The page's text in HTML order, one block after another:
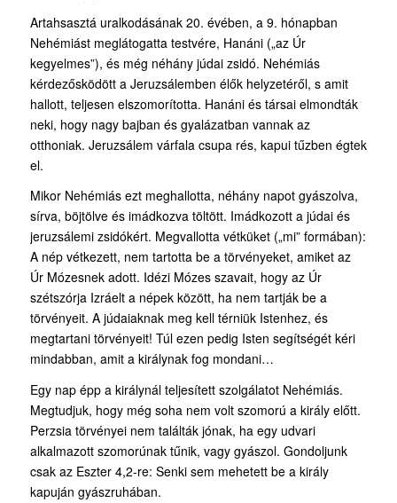
Artahsasztá uralkodásának 20. évében, a 9. hónapban
Nehémiást meglátogatta testvére, Hanáni („az Úr
kegyelmes”), és még néhány júdai zsidó. Nehémiás
kérdezősködött a Jeruzsálemben élők helyzetéről, s amit
hallott, teljesen elszomorította. Hanáni és társai elmondták
neki, hogy nagy bajban és gyalázatban vannak az
otthoniak. Jeruzsálem várfala csupa rés, kapui tűzben égtek
el.
Mikor Nehémiás ezt meghallotta, néhány napot gyászolva,
sírva, böjtölve és imádkozva töltött. Imádkozott a júdai és
jeruzsálemi zsidókért. Megvallotta vétküket („mi” formában):
A nép vétkezett, nem tartotta be a törvényeket, amiket az
Úr Mózesnek adott. Idézi Mózes szavait, hogy az Úr
szétszórja Izráelt a népek között, ha nem tartják be a
törvényeit. A júdaiaknak meg kell térniük Istenhez, és
megtartani törvényeit! Túl ezen pedig Isten segítségét kéri
mindabban, amit a királynak fog mondani…
Egy nap épp a királynál teljesített szolgálatot Nehémiás.
Megtudjuk, hogy még soha nem volt szomorú a király előtt.
Perzsia törvényei nem találták jónak, ha egy udvari
alkalmazott szomorúnak tűnik, vagy gyászol. Gondoljunk
csak az Eszter 4,2-re: Senki sem mehetett be a király
kapuján gyászruhában.